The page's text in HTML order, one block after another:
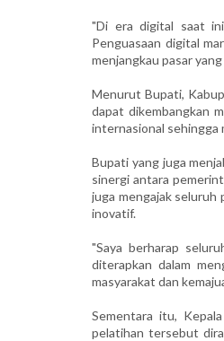
"Di era digital saat
Penguasaan digital
menjangkau pasar
Menurut Bupati,
dapat dikembangkan
internasional sehingga
Bupati yang juga
sinergi antara
juga mengajak
inovatif.
"Saya berharap
diterapkan dalam
masyarakat dan
Sementara itu,
pelatihan tersebut